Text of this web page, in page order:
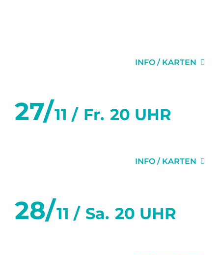
INFO / KARTEN
27/11 / Fr. 20 UHR
INFO / KARTEN
28/11 / Sa. 20 UHR